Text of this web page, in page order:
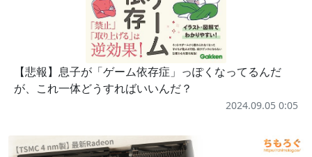
【悲報】息子が「ゲーム依存症」っぽくなってるんだ
が、これ一体どうすればいいんだ？
2024.09.05 0:05